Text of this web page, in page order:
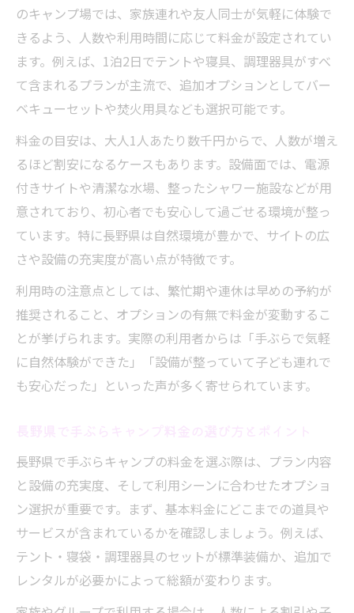
のキャンプ場では、家族連れや友人同士が気軽に体験で
きるよう、人数や利用時間に応じて料金が設定されてい
ます。例えば、1泊2日でテントや寝具、調理器具がすべ
て含まれるプランが主流で、追加オプションとしてバー
ベキューセットや焚火用具なども選択可能です。
料金の目安は、大人1人あたり数千円からで、人数が増え
るほど割安になるケースもあります。設備面では、電源
付きサイトや清潔な水場、整ったシャワー施設などが用
意されており、初心者でも安心して過ごせる環境が整っ
ています。特に長野県は自然環境が豊かで、サイトの広
さや設備の充実度が高い点が特徴です。
利用時の注意点としては、繁忙期や連休は早めの予約が
推奨されること、オプションの有無で料金が変動するこ
とが挙げられます。実際の利用者からは「手ぶらで気軽
に自然体験ができた」「設備が整っていて子ども連れで
も安心だった」といった声が多く寄せられています。
長野県で手ぶらキャンプの料金を選ぶ際は、プラン内容
と設備の充実度、そして利用シーンに合わせたオプショ
ン選択が重要です。まず、基本料金にどこまでの道具や
サービスが含まれているかを確認しましょう。例えば、
テント・寝袋・調理器具のセットが標準装備か、追加で
レンタルが必要かによって総額が変わります。